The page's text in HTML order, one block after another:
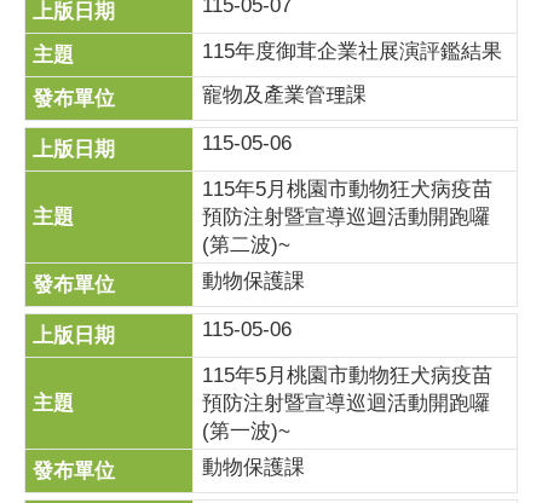
115-05-07
115年度御茸企業社展演評鑑結果
寵物及產業管理課
115-05-06
115年5月桃園市動物狂犬病疫苗
預防注射暨宣導巡迴活動開跑囉
(第二波)~
動物保護課
115-05-06
115年5月桃園市動物狂犬病疫苗
預防注射暨宣導巡迴活動開跑囉
(第一波)~
動物保護課